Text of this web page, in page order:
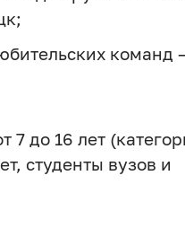
команд
7 до 16 лет
студенты вузов и